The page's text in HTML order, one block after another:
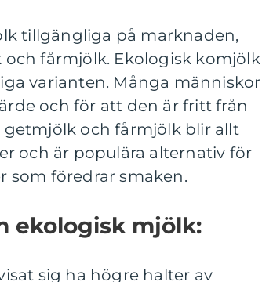
tillgängliga på marknaden,
fårmjölk. Ekologisk komjölk
varianten. Många människor
och för att den är fritt från
getmjölk och fårmjölk blir allt
och är populära alternativ för
som föredrar smaken.
ekologisk mjölk:
sig ha högre halter av